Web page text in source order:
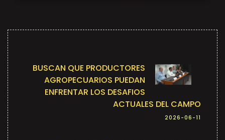
BUSCAN QUE PRODUCTORES
AGROPECUARIOS PUEDAN
ENFRENTAR LOS DESAFIOS
ACTUALES DEL CAMPO
2026-06-11